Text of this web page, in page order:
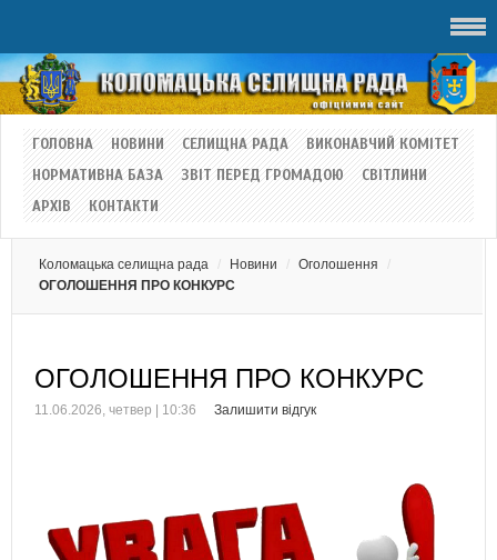
ГОЛОВНА НОВИНИ СЕЛИЩНА РАДА
ВИКОНАВЧИЙ КОМІТЕТ
НОРМАТИВНА БАЗА
ЗВІТ ПЕРЕД ГРОМАДОЮ
СВІТЛИНИ
АРХІВ
КОНТАКТИ
Коломацька селищна рада Новини
Оголошення
ОГОЛОШЕННЯ ПРО КОНКУРС
ОГОЛОШЕННЯ ПРО КОНКУРС
11.06.2026, четвер | 10:36 Залишити відгук